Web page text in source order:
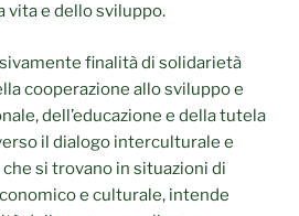
vita e dello sviluppo.
finalità di solidarietà
cooperazione allo sviluppo e
dell’educazione e della tutela
il dialogo interculturale e
si trovano in situazioni di
e culturale, intende